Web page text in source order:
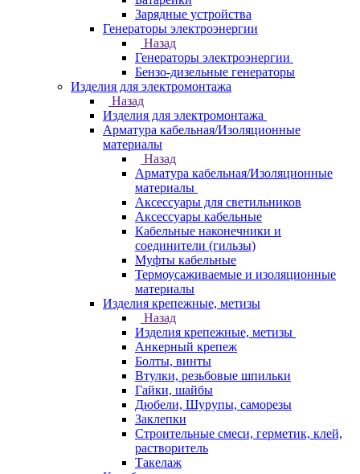
Зарядные устройства
Генераторы электроэнергии
Назад
Генераторы электроэнергии
Бензо-дизельные генераторы
Изделия для электромонтажа
Назад
Изделия для электромонтажа
Арматура кабельная/Изоляционные
материалы
Назад
Арматура кабельная/Изоляционные
материалы
Аксессуары для светильников
Аксессуары кабельные
Кабельные наконечники и
соединители (гильзы)
Муфты кабельные
Термоусаживаемые и изоляционные
материалы
Изделия крепежные, метизы
Назад
Изделия крепежные, метизы
Анкерный крепеж
Болты, винты
Втулки, резьбовые шпильки
Гайки, шайбы
Дюбели, Шурупы, саморезы
Заклепки
Строительные смеси, герметик, клей,
растворитель
Такелаж